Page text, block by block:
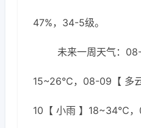
47%，34-5级。
未来一周天气：
15~26℃，08-09【 多
10【 小雨 】18~34℃，